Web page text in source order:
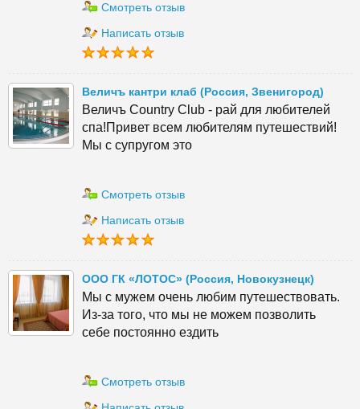
Смотреть отзыв
Написать отзыв
Величъ кантри клаб (Россия, Звенигород)
Величъ Country Club - рай для любителей
спа!Привет всем любителям путешествий!
Мы с супругом это
Смотреть отзыв
Написать отзыв
ООО ГК «ЛОТОС» (Россия, Новокузнецк)
Мы с мужем очень любим путешествовать.
Из-за того, что мы не можем позволить
себе постоянно ездить
Смотреть отзыв